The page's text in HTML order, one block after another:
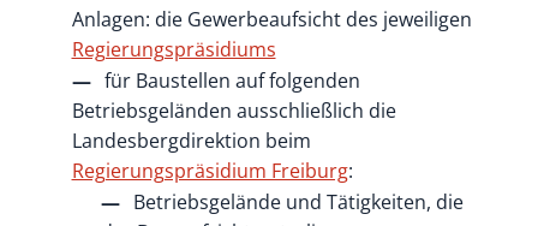
Anlagen: die Gewerbeaufsicht des jeweiligen
Regierungspräsidiums
für Baustellen auf folgenden
Betriebsgeländen ausschließlich die
Landesbergdirektion beim
Regierungspräsidium Freiburg:
Betriebsgelände und Tätigkeiten, die